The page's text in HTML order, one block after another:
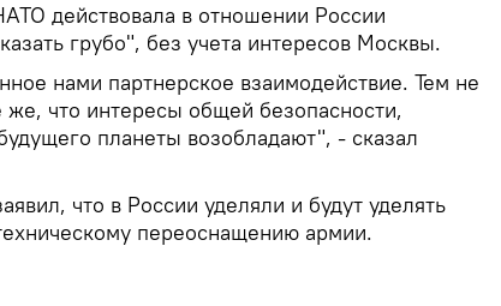
действовала в отношении России
грубо", без учета интересов Москвы.
нами партнерское взаимодействие. Тем не
что интересы общей безопасности,
планеты возобладают", - сказал
что в России уделяли и будут уделять
переоснащению армии.